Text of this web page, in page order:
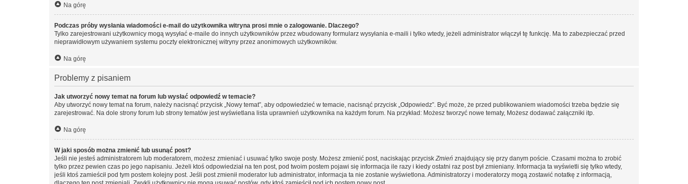
Na górę
Podczas próby wysłania wiadomości e-mail do użytkownika witryna prosi mnie o zalogowanie. Dlaczego?
Tylko zarejestrowani użytkownicy mogą wysyłać e-maile do innych użytkowników przez wbudowany formularz wysyłania e-maili i tylko wtedy, jeżeli administrator włączył tę funkcję. Ma to zabezpieczać przed
nieprawidłowym używaniem systemu poczty elektronicznej witryny przez anonimowych użytkowników.
Na górę
Problemy z pisaniem
Jak utworzyć nowy temat na forum lub wysłać odpowiedź w temacie?
Aby utworzyć nowy temat na forum, należy nacisnąć przycisk „Nowy temat”, aby odpowiedzieć w temacie, nacisnąć przycisk „Odpowiedz”. Być może, że przed publikowaniem wiadomości trzeba będzie się
zarejestrować. Na dole strony forum lub strony tematów jest wyświetlana lista uprawnień użytkownika na każdym forum. Na przykład: Możesz tworzyć nowe tematy, Możesz dodawać załączniki itp.
Na górę
W jaki sposób można zmienić lub usunąć post?
Jeśli nie jesteś administratorem lub moderatorem, możesz zmieniać i usuwać tylko swoje posty. Możesz zmienić post, naciskając przyciskZmień znajdujący się przy danym poście. Czasami można to zrobić
tylko przez pewien czas po jego napisaniu. Jeżeli ktoś odpowiedział na ten post, pod twoim postem pojawi się informacja ile razy i kiedy ostatni raz post był zmieniany. Informacja ta wyświetli się tylko wtedy,
jeśli ktoś zamieścił pod tym postem kolejny post. Jeśli post zmienił moderator lub administrator, informacja ta nie zostanie wyświetlona. Administratorzy i moderatorzy mogą zostawić notatkę z informacją,